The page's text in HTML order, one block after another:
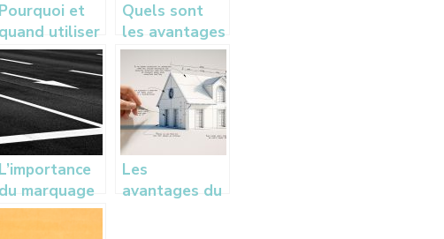
Pourquoi et
quand utiliser
?
Quels sont
les avantages
d’une veranda
L’importance
du marquage
sol pour
Les
avantages du